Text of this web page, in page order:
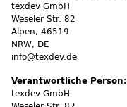
texdev GmbH
Weseler Str. 82
Alpen, 46519
NRW, DE
info@texdev.de
Verantwortliche Person:
texdev GmbH